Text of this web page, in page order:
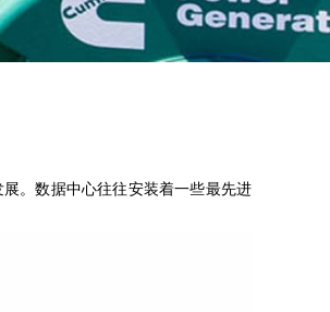
。数据中心往往安装着一些最先进